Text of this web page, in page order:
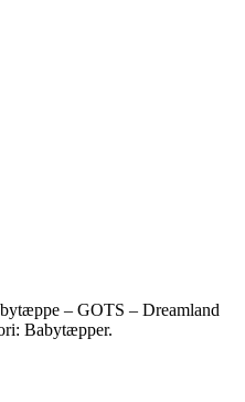
– GOTS – Dreamland
Babytæpper.